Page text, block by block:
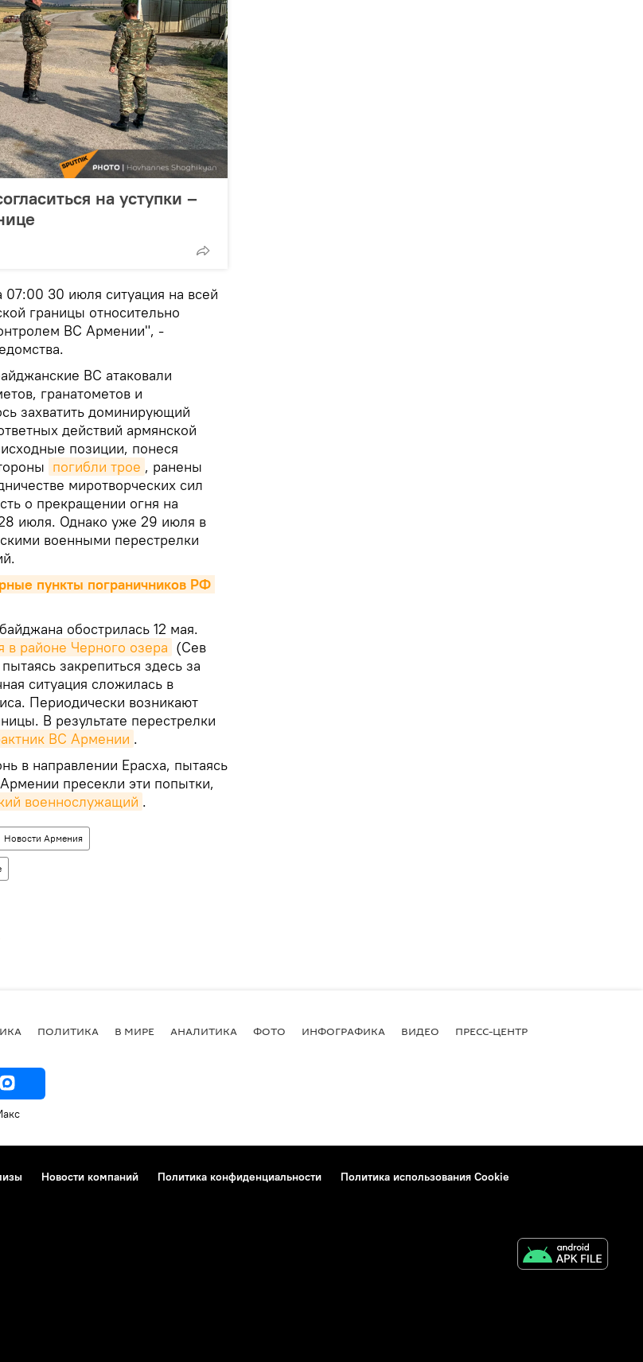
на уступки –
30 июля ситуация на всей
границы относительно
ВС Армении", -
ВС атаковали
гранатометов и
захватить доминирующий
действий армянской
позиции, понеся
погибли трое , ранены
миротворческих сил
о прекращении огня на
июля. Однако уже 29 июля в
военными перестрелки
пункты пограничников РФ
обострилась 12 мая.
в районе Черного озера (Сев
закрепиться здесь за
ситуация сложилась в
Периодически возникают
В результате перестрелки
ВС Армении .
в направлении Ерасха, пытаясь
пресекли эти попытки,
военнослужащий .
Новости Армения
ПОЛИТИКА В МИРЕ АНАЛИТИКА ФОТО ИНФОГРАФИКА ВИДЕО ПРЕСС-ЦЕНТР
Новости компаний Политика конфиденциальности
Политика использования Cookie